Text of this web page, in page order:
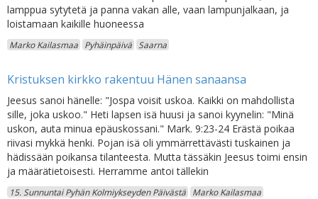
lamppua sytytetä ja panna vakan alle, vaan lampunjalkaan, ja
loistamaan kaikille huoneessa
Marko Kailasmaa Pyhäinpäivä Saarna
Kristuksen kirkko rakentuu Hänen sanaansa
Jeesus sanoi hänelle: "Jospa voisit uskoa. Kaikki on mahdollista
sille, joka uskoo." Heti lapsen isä huusi ja sanoi kyynelin: "Minä
uskon, auta minua epäuskossani." Mark. 9:23-24 Erästä poikaa
riivasi mykkä henki. Pojan isä oli ymmärrettävästi tuskainen ja
hädissään poikansa tilanteesta. Mutta tässäkin Jeesus toimi ensin
ja määrätietoisesti. Herramme antoi tällekin
15. Sunnuntai Pyhän Kolmiykseyden Päivästä
Marko Kailasmaa